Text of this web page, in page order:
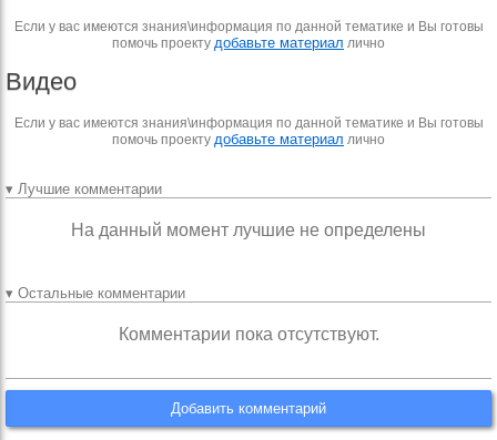
Если у вас имеются знания\информация по данной тематике и Вы готовы
помочь проекту добавьте материал лично
Видео
Если у вас имеются знания\информация по данной тематике и Вы готовы
помочь проекту добавьте материал лично
▾ Лучшие комментарии
На данный момент лучшие не определены
▾ Остальные комментарии
Комментарии пока отсутствуют.
Добавить комментарий